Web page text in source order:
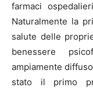
farmaci
Naturalmente la
salute delle
benessere
ampiamente
stato il primo